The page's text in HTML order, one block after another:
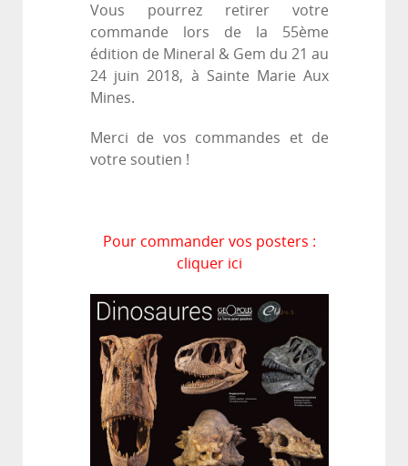
Vous pourrez retirer votre
commande lors de la 55ème
édition de Mineral & Gem du 21 au
24 juin 2018, à Sainte Marie Aux
Mines.
Merci de vos commandes et de
votre soutien !
Pour commander vos posters :
cliquer ici